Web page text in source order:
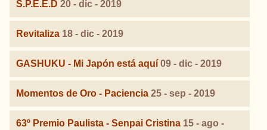
S.P.E.E.D 20 - dic - 2019
Revitaliza 18 - dic - 2019
GASHUKU - Mi Japón está aquí 09 - dic - 2019
Momentos de Oro - Paciencia 25 - sep - 2019
63º Premio Paulista - Senpai Cristina 15 - ago -